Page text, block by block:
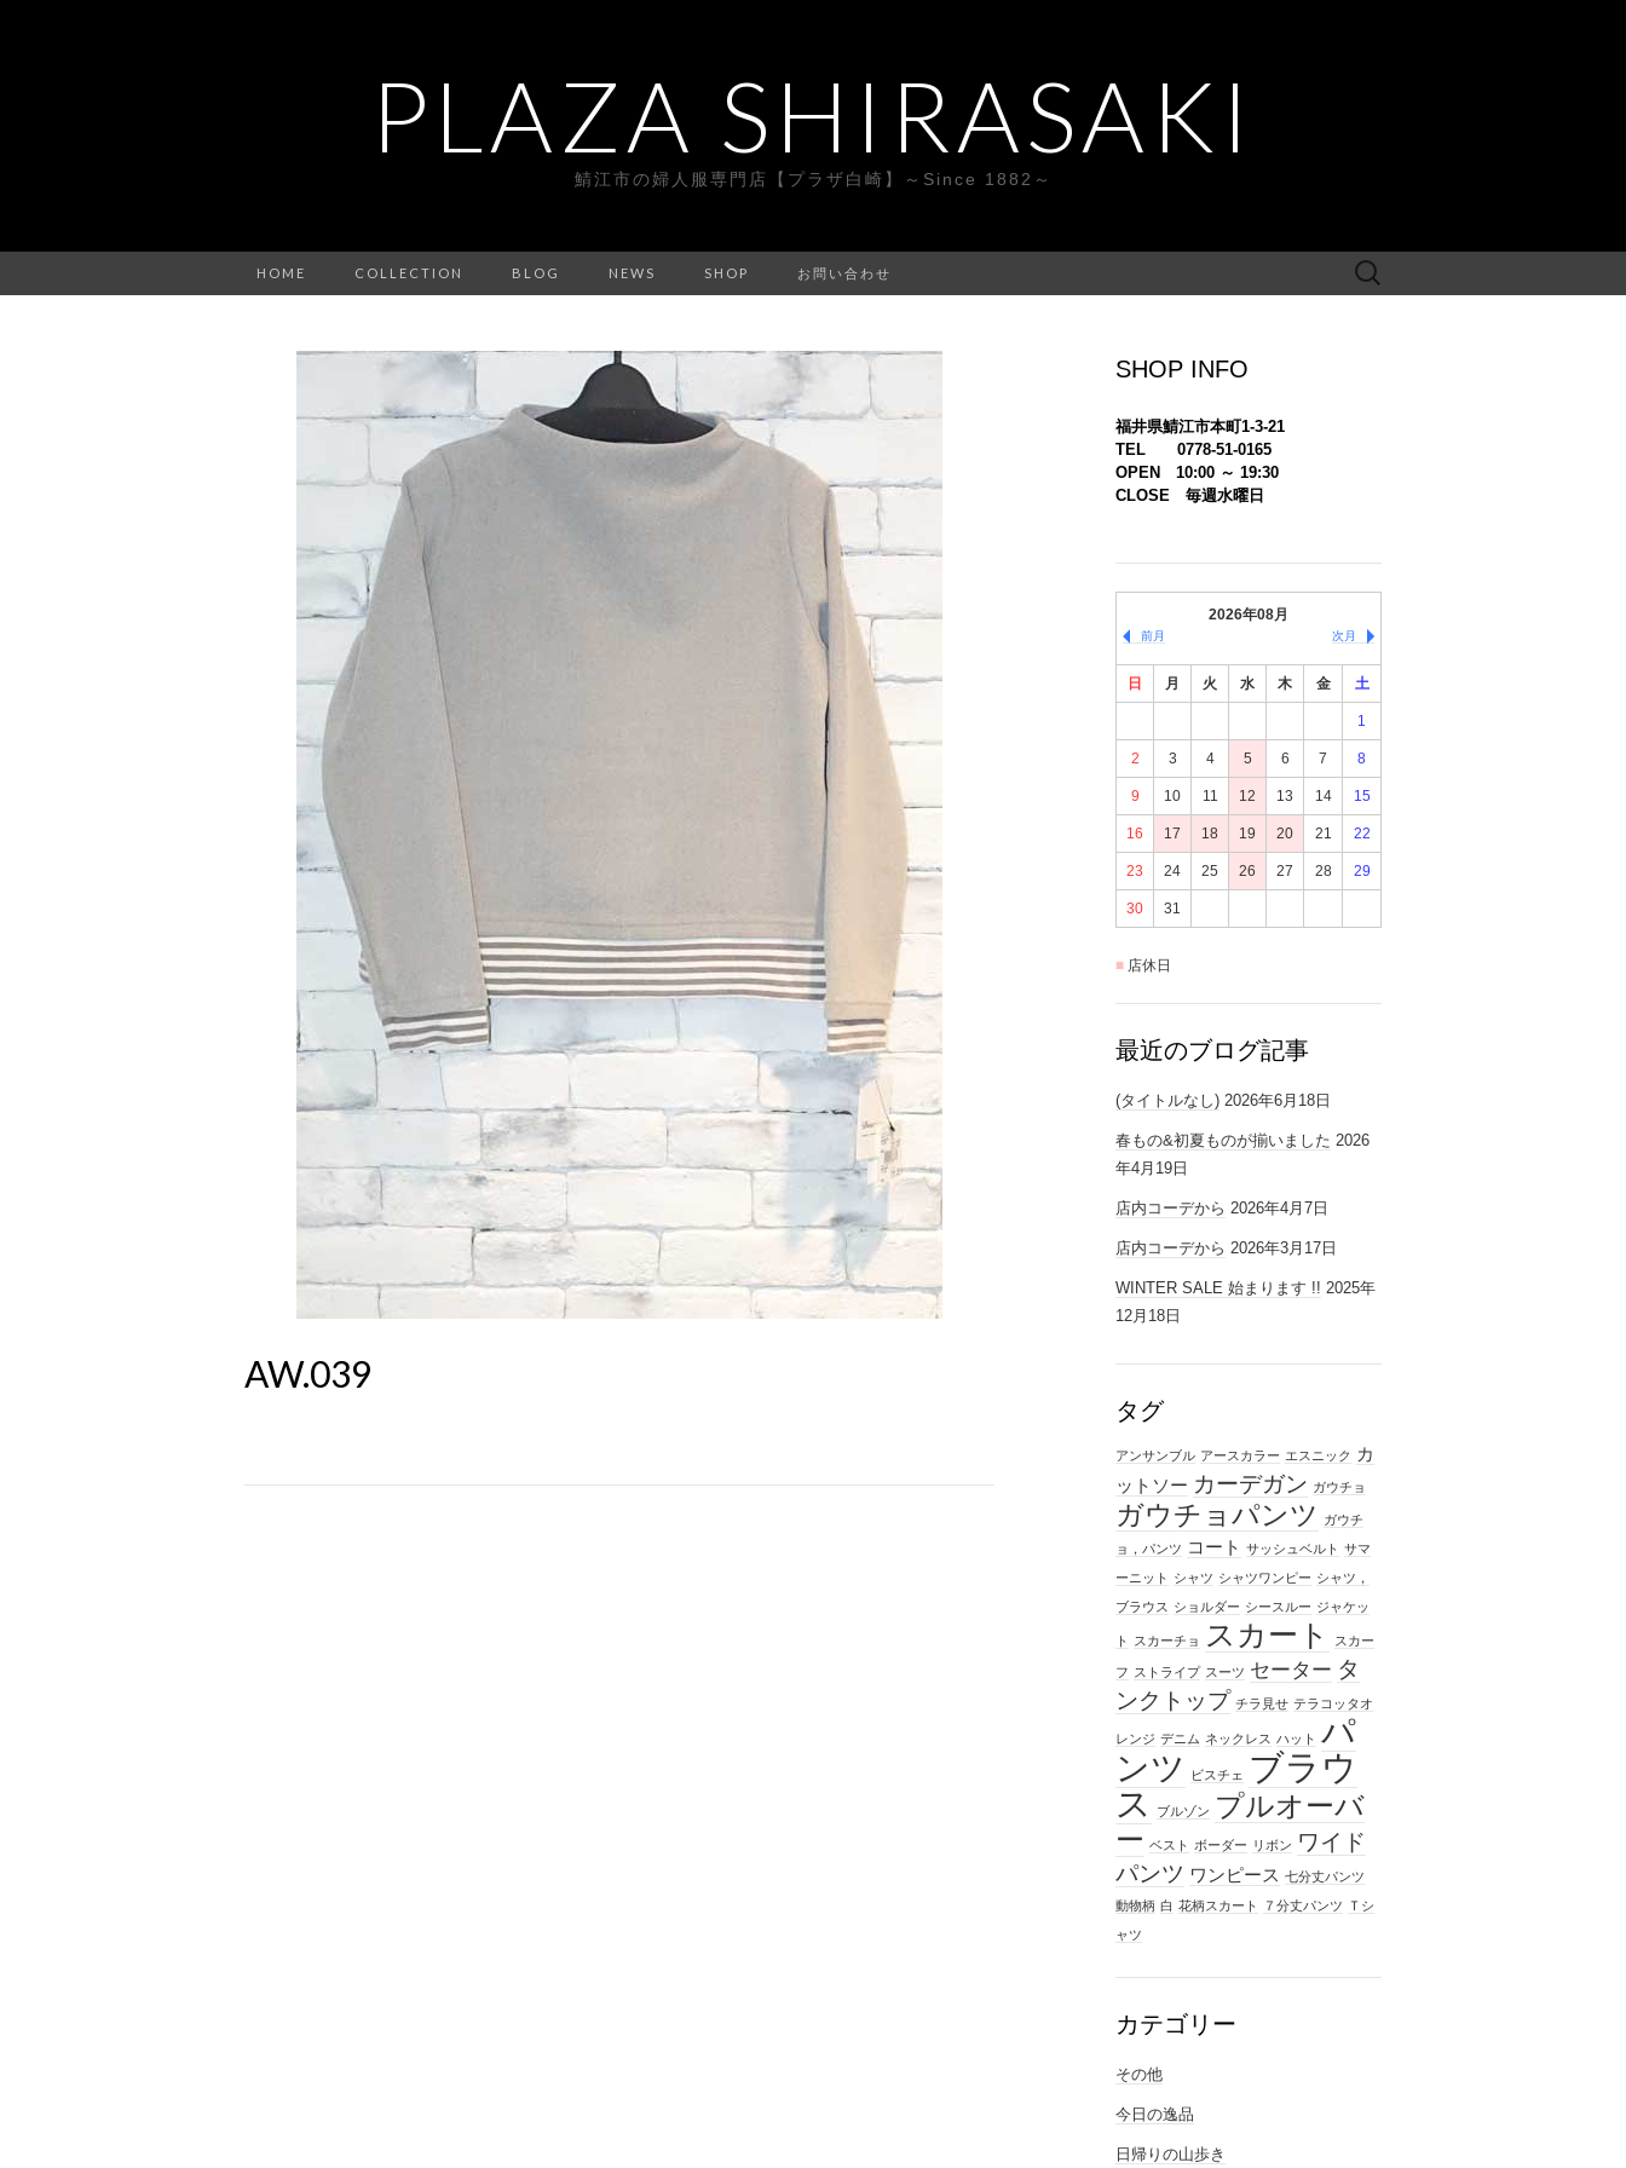
PLAZA SHIRASAKI
鯖江市の婦人服専門店【プラザ白崎】～Since 1882～
HOME COLLECTION BLOG NEWS SHOP お問い合わせ
検
索:
AW.039
SHOP INFO
福井県鯖江市本町1-3-21
TEL 0778-51-0165
OPEN 10:00 ～ 19:30
CLOSE 毎週水曜日
2026年08月
前月 次月
日 月 火 水 木 金 土
1
2 3 4 5 6 7 8
9 10 11 12 13 14 15
16 17 18 19 20 21 22
23 24 25 26 27 28 29
30 31
店休日
最近のブログ記事
(タイトルなし) 2026年6月18日
春もの&初夏ものが揃いました 2026
年4月19日
店内コーデから 2026年4月7日
店内コーデから 2026年3月17日
WINTER SALE 始まります !! 2025年
12月18日
タグ
アンサンブル アースカラー エスニック
カ
ットソー カーデガン ガウチョ
ガウチョパンツ
ガウチ
ョ，パンツ コート サッシュベルト サマ
ーニット シャツ シャツワンピー シャツ，
ブラウス ショルダー シースルー ジャケッ
ト スカーチョ スカート スカー
フ ストライプ スーツ セーター タ
ンクトップ チラ見せ テラコッタオ
レンジ デニム ネックレス ハット パ
ンツ
ビスチェ
ブラウ
ス
ブルゾン プルオーバ
ー ベスト ボーダー リボン ワイド
パンツ ワンピース 七分丈パンツ
動物柄 白 花柄スカート ７分丈パンツ
Ｔシ
ャツ
カテゴリー
その他
今日の逸品
日帰りの山歩き